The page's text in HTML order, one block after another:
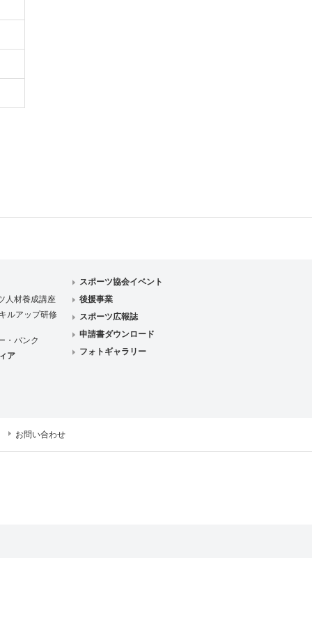
人材養成講座
ルアップ研修
・バンク
ア
スポーツ協会イベント
後援事業
スポーツ広報誌
申請書ダウンロード
フォトギャラリー
お問い合わせ